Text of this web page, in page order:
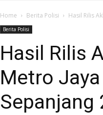
Home Berita Polisi Hasil Rilis
Berita Polisi
Hasil Rilis
Metro
Sepanjang